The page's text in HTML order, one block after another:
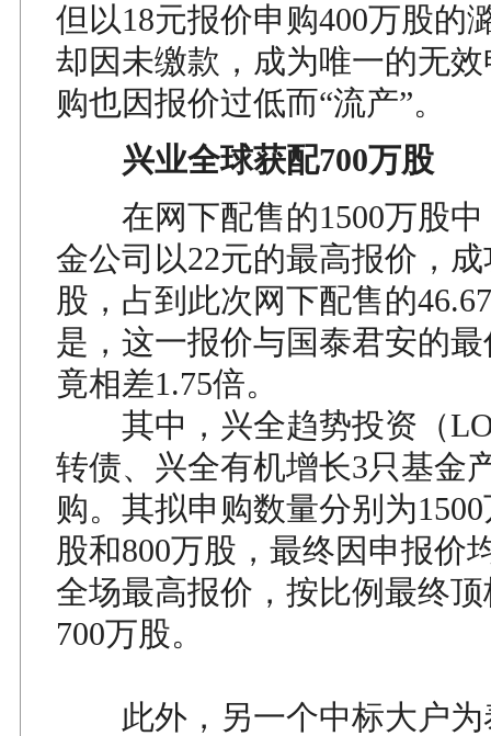
但以18元报价申购400万股的
却因未缴款，成为唯一的无
购也因报价过低而“流产”。
兴业全球获配700万股
在网下配售的1500万股中
金公司以22元的最高报价，
股，占到此次网下配售的
是，这一报价与国泰君安的
竟相差1.75倍。
其中，兴全趋势投资（
转债、兴全有机增长3只基金
购。其拟申购数量分别为
股和800万股，最终因申报价
全场最高报价，按比例最终
700万股。
此外，另一个中标大户为